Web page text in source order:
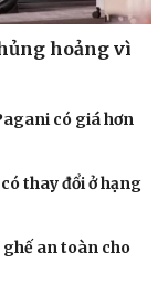
hoảng vì
có giá hơn
thay đổi ở hạng
an toàn cho